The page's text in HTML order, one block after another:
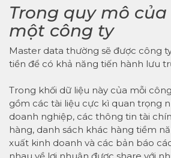
Trong quy mô của
một công ty
Master data thường sẽ được công
tiền để có khả năng tiến hành lưu
Trong khối dữ liệu này của mỗi
gồm các tài liệu cực kì quan trọng
doanh nghiệp, các thông tin tài
hàng, danh sách khác hàng tiềm
xuất kinh doanh và các bản báo